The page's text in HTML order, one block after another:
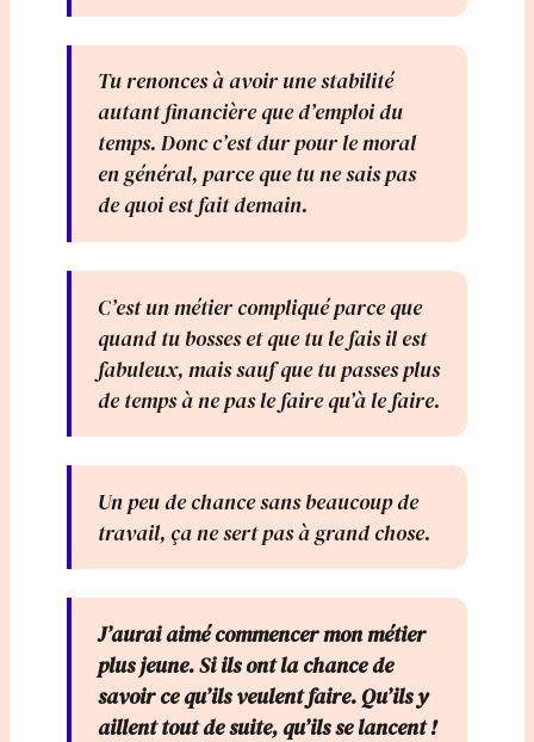
Tu renonces à avoir une stabilité
autant financière que d’emploi du
temps. Donc c’est dur pour le moral
en général, parce que tu ne sais pas
de quoi est fait demain.
C’est un métier compliqué parce que
quand tu bosses et que tu le fais il est
fabuleux, mais sauf que tu passes plus
de temps à ne pas le faire qu’à le faire.
Un peu de chance sans beaucoup de
travail, ça ne sert pas à grand chose.
J’aurai aimé commencer mon métier
plus jeune. Si ils ont la chance de
savoir ce qu’ils veulent faire. Qu’ils y
aillent tout de suite, qu’ils se lancent !